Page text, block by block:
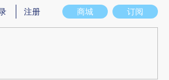
意图存在偏差。不代表财新观点和立场。推荐点击
商城 订阅
注册